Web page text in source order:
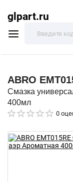
glpart.ru
ABRO
Смазка
400мл
0